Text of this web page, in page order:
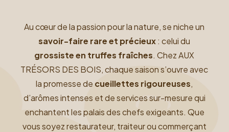
Au cœur de la passion pour la nature, se niche un
savoir-faire rare et précieux: celui du
grossiste en truffes fraîches. ChezAUX
TRÉSORS DES BOIS, chaque saison s’ouvre avec
la promesse de cueillettes rigoureuses,
d’arômes intenses et de services sur-mesure qui
enchantent les palais des chefs exigeants. Que
vous soyez restaurateur, traiteur ou commerçant